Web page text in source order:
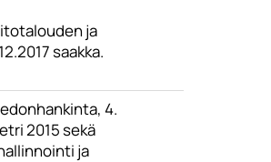
ja
saakka.
4.
2015 sekä
ja